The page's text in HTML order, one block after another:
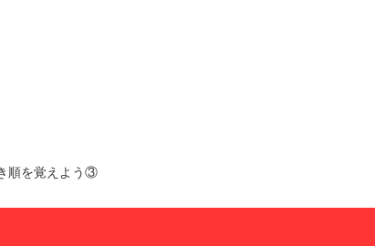
順を覚えよう③